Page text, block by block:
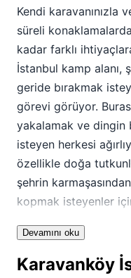
Kendi karavanınızla
süreli
kadar farklı
İstanbul kamp alanı,
geride bırakmak
görevi görüyor.
yakalamak ve dingin
isteyen herkesi
özellikle doğa
şehrin
kopmak isteyenler
ilişkileriyle bilinen bir
çadır veya karavan
Devamını oku
Karavanköy